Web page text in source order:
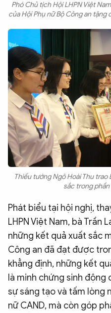
Phó Chủ tịch Hội LHPN Việt
của Hội Phụ nữ Bộ Công an
Thiếu tướng Ngô Hoài Thu
sắc trong
Phát biểu tại hội nghị,
LHPN Việt Nam, bà Trần
những kết quả xuất sắc
Công an đã đạt được
khẳng định, những kết
là minh chứng sinh
sự sáng tạo và tấm lòng
nữ CAND, mà còn góp